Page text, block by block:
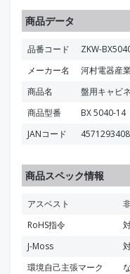
商品データ
品番コード
ZKW-
メーカー名
河村電器産
商品名
盤用キャビ
商品型番
BX 5040-14
JANコード
商品スペック情報
アスベスト
RoHS指令
J-Moss
環境自己主張マーク